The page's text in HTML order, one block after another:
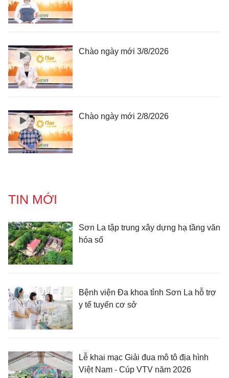
Chào ngày mới 3/8/2026
Chào ngày mới 2/8/2026
TIN MỚI
Sơn La tập trung xây dựng hạ tầng văn
hóa số
Bệnh viện Đa khoa tỉnh Sơn La hỗ trợ
y tế tuyến cơ sở
Lễ khai mạc Giải đua mô tô địa hình
Việt Nam - Cúp VTV năm 2026